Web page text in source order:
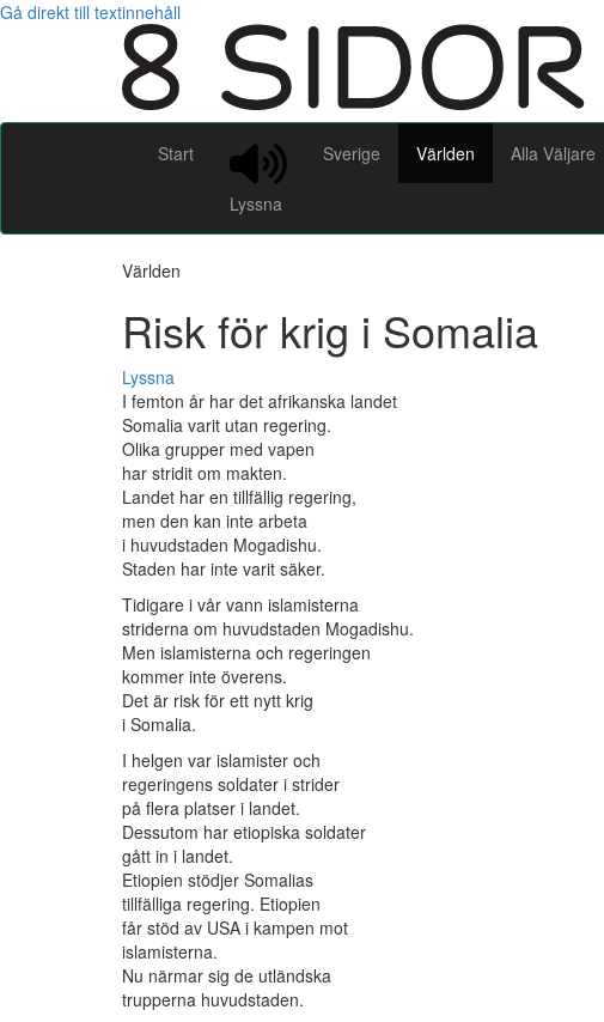
Gå direkt till textinnehåll
Start
Lyssna
Sverige Världen Alla Väljare
Världen
Risk för krig i Somalia
Lyssna
I femton år har det afrikanska landet
Somalia varit utan regering.
Olika grupper med vapen
har stridit om makten.
Landet har en tillfällig regering,
men den kan inte arbeta
i huvudstaden Mogadishu.
Staden har inte varit säker.
Tidigare i vår vann islamisterna
striderna om huvudstaden Mogadishu.
Men islamisterna och regeringen
kommer inte överens.
Det är risk för ett nytt krig
i Somalia.
I helgen var islamister och
regeringens soldater i strider
på flera platser i landet.
Dessutom har etiopiska soldater
gått in i landet.
Etiopien stödjer Somalias
tillfälliga regering. Etiopien
får stöd av USA i kampen mot
islamisterna.
Nu närmar sig de utländska
trupperna huvudstaden.